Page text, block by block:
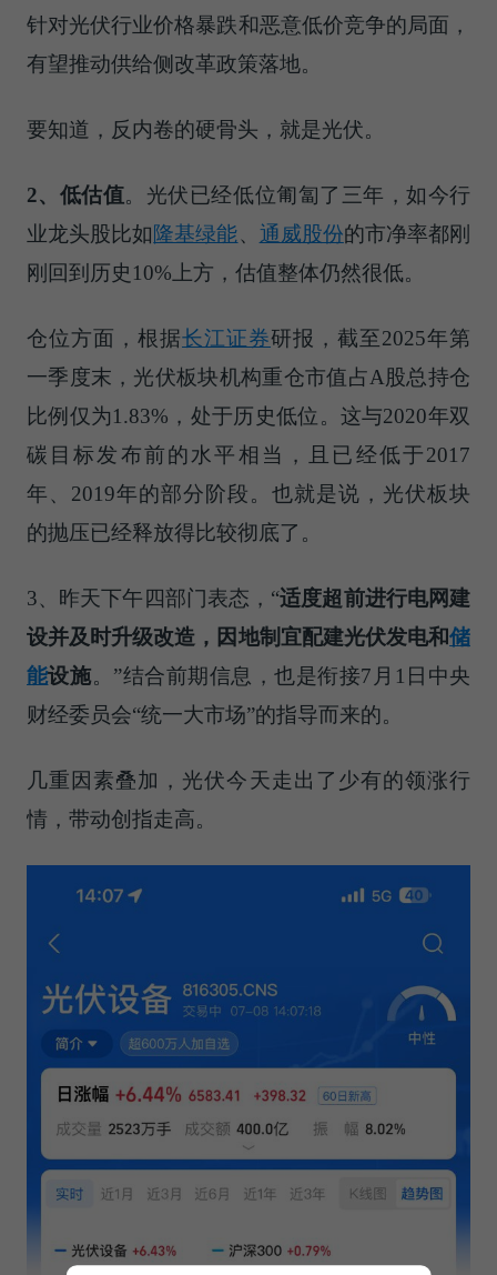
针对光伏行业价格暴跌和恶意低价竞争的局面，
有望推动供给侧改革政策落地。
要知道，反内卷的硬骨头，就是光伏。
2、低估值。光伏已经低位匍匐了三年，如今行
业龙头股比如隆基绿能、 通威股份的市净率都刚
刚回到历史10%上方，估值整体仍然很低。
仓位方面，根据长江证券研报，截至2025年第
一季度末，光伏板块机构重仓市值占A股总持仓
比例仅为1.83%，处于历史低位。这与2020年双
碳目标发布前的水平相当，且已经低于2017
年、2019年的部分阶段。也就是说，光伏板块
的抛压已经释放得比较彻底了。
3、昨天下午四部门表态，“适度超前进行电网建
设并及时升级改造，因地制宜配建光伏发电和储
能设施。”结合前期信息，也是衔接7月1日中央
财经委员会“统一大市场”的指导而来的。
几重因素叠加，光伏今天走出了少有的领涨行
情，带动创指走高。